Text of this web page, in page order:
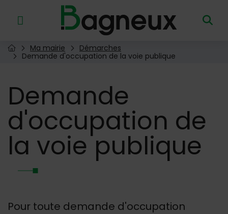
Menu de raccourcis
Retour à l'accueil
Page d'accueil du site
Ma mairie
Démarches
Demande d'occupation de la voie publique
Demande
d'occupation de
la voie publique
Pour toute demande d'occupation